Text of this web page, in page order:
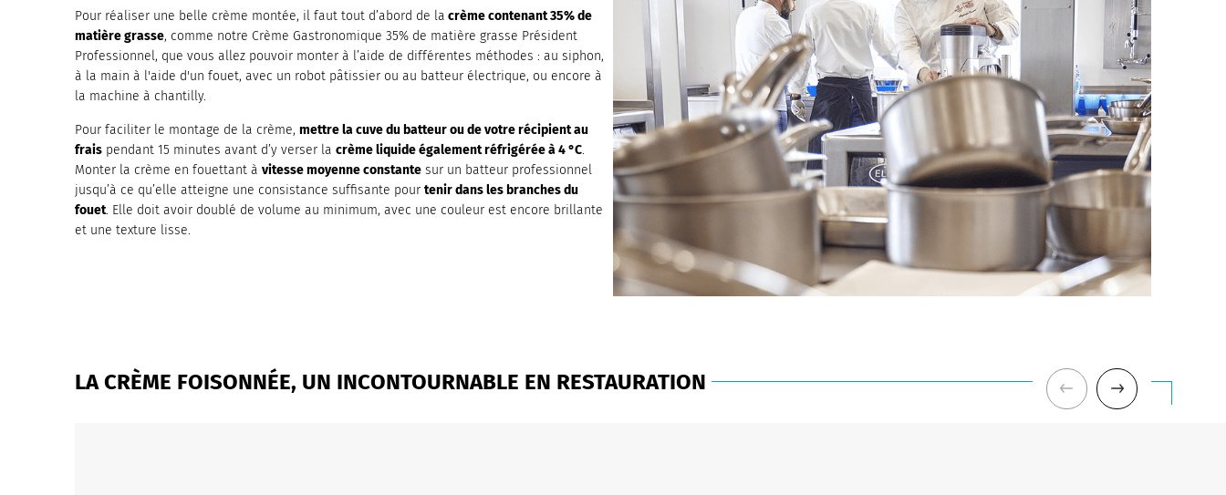
Pour réaliser une belle crème montée, il faut tout d’abord de la crème contenant 35% de
matière grasse, comme notre Crème Gastronomique 35% de matière grasse Président
Professionnel, que vous allez pouvoir monter à l’aide de différentes méthodes : au siphon,
à la main à l'aide d'un fouet, avec un robot pâtissier ou au batteur électrique, ou encore à
la machine à chantilly.
Pour faciliter le montage de la crème, mettre la cuve du batteur ou de votre récipient au
frais pendant 15 minutes avant d’y verser la crème liquide également réfrigérée à 4 °C.
Monter la crème en fouettant à vitesse moyenne constante sur un batteur professionnel
jusqu’à ce qu’elle atteigne une consistance suffisante pour tenir dans les branches du
fouet. Elle doit avoir doublé de volume au minimum, avec une couleur est encore brillante
et une texture lisse.
LA CRÈME FOISONNÉE, UN INCONTOURNABLE EN RESTAURATION